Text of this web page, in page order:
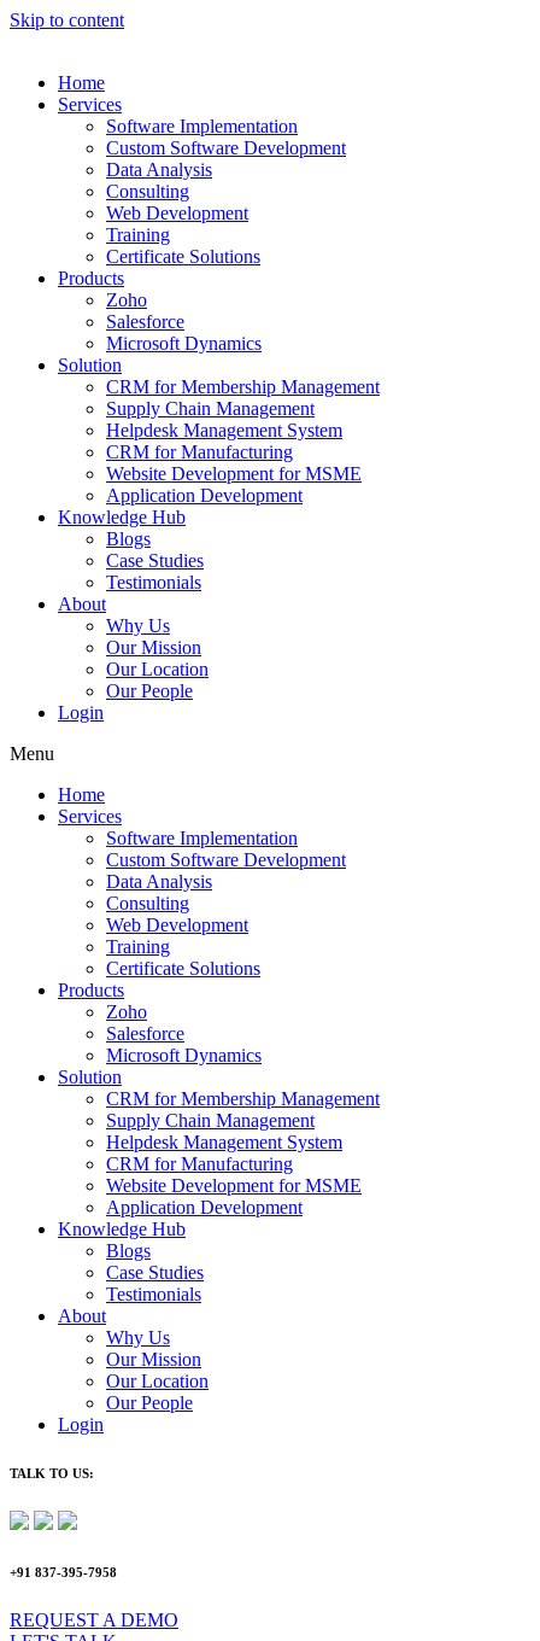
Skip to content
Home
Services
Software Implementation
Custom Software Development
Data Analysis
Consulting
Web Development
Training
Certificate Solutions
Products
Zoho
Salesforce
Microsoft Dynamics
Solution
CRM for Membership Management
Supply Chain Management
Helpdesk Management System
CRM for Manufacturing
Website Development for MSME
Application Development
Knowledge Hub
Blogs
Case Studies
Testimonials
About
Why Us
Our Mission
Our Location
Our People
Login
Menu
Home
Services
Software Implementation
Custom Software Development
Data Analysis
Consulting
Web Development
Training
Certificate Solutions
Products
Zoho
Salesforce
Microsoft Dynamics
Solution
CRM for Membership Management
Supply Chain Management
Helpdesk Management System
CRM for Manufacturing
Website Development for MSME
Application Development
Knowledge Hub
Blogs
Case Studies
Testimonials
About
Why Us
Our Mission
Our Location
Our People
Login
TALK TO US:
+91 837-395-7958
REQUEST A DEMO​